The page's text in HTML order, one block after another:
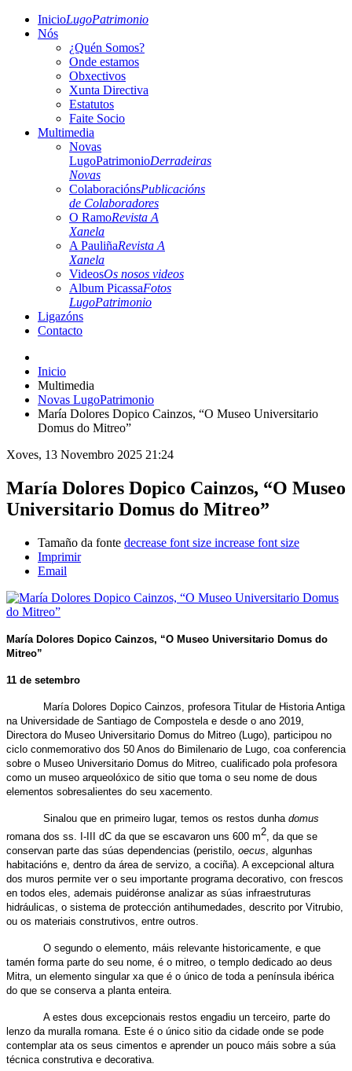
InicioLugoPatrimonio
Nós
¿Quén Somos?
Onde estamos
Obxectivos
Xunta Directiva
Estatutos
Faite Socio
Multimedia
Novas
LugoPatrimonioDerradeiras
Novas
ColaboraciónsPublicacións
de Colaboradores
O RamoRevista A
Xanela
A PauliñaRevista A
Xanela
VideosOs nosos videos
Album PicassaFotos
LugoPatrimonio
Ligazóns
Contacto
Inicio
Multimedia
Novas LugoPatrimonio
María Dolores Dopico Cainzos, “O Museo Universitario
Domus do Mitreo”
Xoves, 13 Novembro 2025 21:24
María Dolores Dopico Cainzos, “O Museo
Universitario Domus do Mitreo”
Tamaño da fonte decrease font size increase font size
Imprimir
Email
María Dolores Dopico Cainzos, “O Museo Universitario Domus do
Mitreo”
11 de setembro
María Dolores Dopico Cainzos,
profesora Titular de Historia Antiga
na Universidade de Santiago de Compostela e desde o ano 2019,
Directora do Museo Universitario Domus do Mitreo (Lugo), participou no
ciclo conmemorativo dos 50 Anos do Bimilenario de Lugo, coa conferencia
sobre o Museo Universitario Domus do Mitreo, cualificado pola profesora
como un museo arqueolóxico de sitio que toma o seu nome de dous
elementos sobresalientes do seu xacemento.
Sinalou que en primeiro lugar, temos os restos dunhadomus
romana dos ss. I-III dC da que se escavaron uns 600 m2, da que se
conservan parte das súas dependencias (peristilo, oecus, algunhas
habitacións e, dentro da área de servizo, a cociña). A excepcional altura
dos muros permite ver o seu importante programa decorativo, con frescos
en todos eles, ademais puidéronse analizar as súas infraestruturas
hidráulicas, o sistema de protección antihumedades, descrito por Vitrubio,
ou os materiais construtivos, entre outros.
O segundo o elemento, máis relevante historicamente, e que
tamén forma parte do seu nome, é o mitreo, o templo dedicado ao deus
Mitra, un elemento singular xa que é o único de toda a península ibérica
do que se conserva a planta enteira.
A estes dous excepcionais restos engadiu un terceiro, parte do
lenzo da muralla romana. Este é o único sitio da cidade onde se pode
contemplar ata os seus cimentos e aprender un pouco máis sobre a súa
técnica construtiva e decorativa.